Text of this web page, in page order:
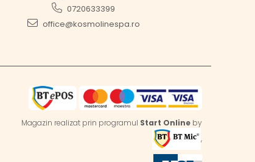
0720633399
office@kosmolinespa.ro
Magazin realizat prin programul Start Online by
,